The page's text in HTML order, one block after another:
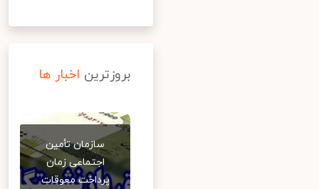
بروزترین اخبار ها
سازمان تأمین
اجتماعی زمان
پرداخت معوقات